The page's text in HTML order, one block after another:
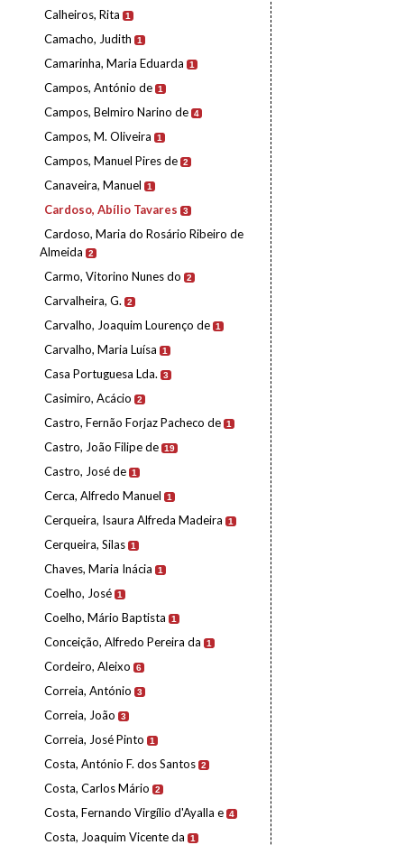
Calheiros, Rita 1
Camacho, Judith 1
Camarinha, Maria Eduarda 1
Campos, António de 1
Campos, Belmiro Narino de 4
Campos, M. Oliveira 1
Campos, Manuel Pires de 2
Canaveira, Manuel 1
Cardoso, Abílio Tavares 3
Cardoso, Maria do Rosário Ribeiro de
Almeida
2
Carmo, Vitorino Nunes do 2
Carvalheira, G. 2
Carvalho, Joaquim Lourenço de 1
Carvalho, Maria Luísa 1
Casa Portuguesa Lda. 3
Casimiro, Acácio 2
Castro, Fernão Forjaz Pacheco de 1
Castro, João Filipe de 19
Castro, José de 1
Cerca, Alfredo Manuel 1
Cerqueira, Isaura Alfreda Madeira 1
Cerqueira, Silas 1
Chaves, Maria Inácia 1
Coelho, José 1
Coelho, Mário Baptista 1
Conceição, Alfredo Pereira da 1
Cordeiro, Aleixo 6
Correia, António 3
Correia, João 3
Correia, José Pinto 1
Costa, António F. dos Santos 2
Costa, Carlos Mário 2
Costa, Fernando Virgílio d'Ayalla e 4
Costa, Joaquim Vicente da 1